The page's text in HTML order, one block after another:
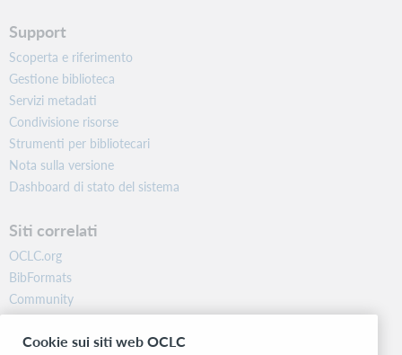
Support
Scoperta e riferimento
Gestione biblioteca
Servizi metadati
Condivisione risorse
Strumenti per bibliotecari
Nota sulla versione
Dashboard di stato del sistema
Siti correlati
OCLC.org
BibFormats
Community
Ricerca
WebJunction
Cookie sui siti web OCLC